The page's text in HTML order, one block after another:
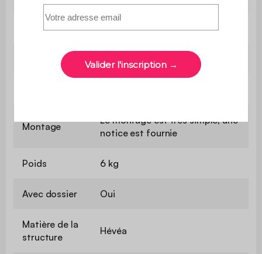
Utilisation Intérieur
Usage domestique uniquement
Montage
Le montage est très simple, une
notice est fournie
Poids 6 kg
Avec dossier Oui
Matière de la
structure
Hévéa